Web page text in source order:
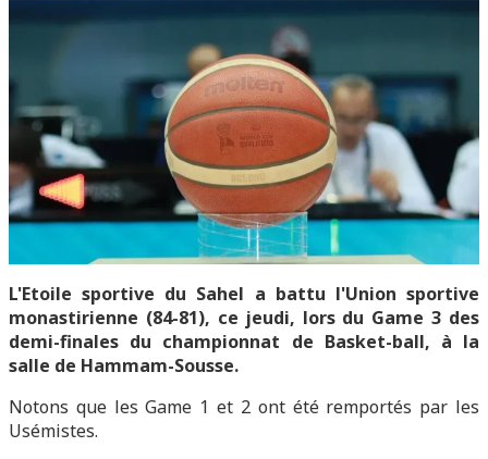
L'Etoile sportive du Sahel a battu l'Union sportive
monastirienne (84-81), ce jeudi, lors du Game 3 des
demi-finales du championnat de Basket-ball, à la
salle de Hammam-Sousse.
Notons que les Game 1 et 2 ont été remportés par les
Usémistes.